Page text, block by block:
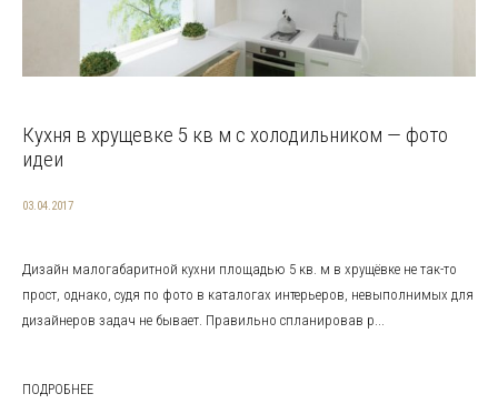
Кухня в хрущевке 5 кв м с холодильником — фото
идеи
03.04.2017
Дизайн малогабаритной кухни площадью 5 кв. м в хрущёвке не так-то
прост, однако, судя по фото в каталогах интерьеров, невыполнимых для
дизайнеров задач не бывает. Правильно спланировав р...
ПОДРОБНЕЕ